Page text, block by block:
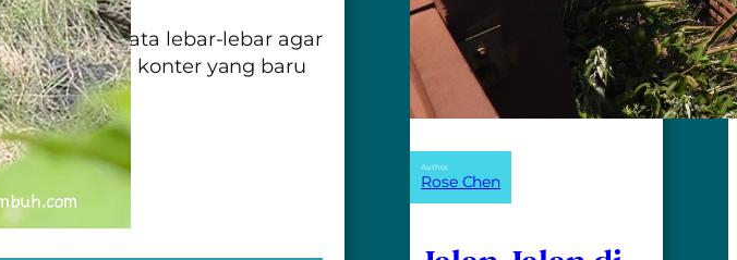
buka mata lebar-lebar agar
jika ada konter yang baru
Author:
Rose Chen